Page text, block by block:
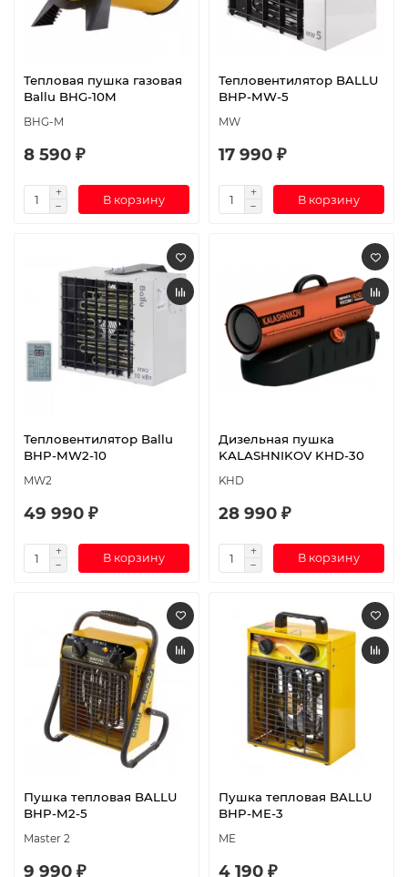
Тепловая пушка газовая
Ballu BHG-10M
BHG-M
8 590 ₽
В корзину
Тепловентилятор BALLU
BHP-MW-5
MW
17 990 ₽
В корзину
Тепловентилятор Ballu
BHP-MW2-10
MW2
49 990 ₽
В корзину
Дизельная пушка
KALASHNIKOV KHD-30
KHD
28 990 ₽
В корзину
Пушка тепловая BALLU
BHP-M2-5
Master 2
9 990 ₽
Пушка тепловая BALLU
BHP-ME-3
ME
4 190 ₽